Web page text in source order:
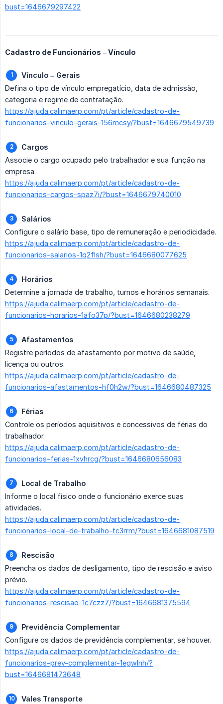
bust=1646679297422
Cadastro de Funcionários – Vínculo
Vínculo – Gerais
Defina o tipo de vínculo empregatício, data de admissão,
categoria e regime de contratação.
https://ajuda.calimaerp.com/pt/article/cadastro-de-
funcionarios-vinculo-gerais-156mcsy/?bust=1646679549739
Cargos
Associe o cargo ocupado pelo trabalhador e sua função na
empresa.
https://ajuda.calimaerp.com/pt/article/cadastro-de-
funcionarios-cargos-spaz7i/?bust=1646679740010
Salários
Configure o salário base, tipo de remuneração e periodicidade.
https://ajuda.calimaerp.com/pt/article/cadastro-de-
funcionarios-salarios-1q2flsh/?bust=1646680077625
Horários
Determine a jornada de trabalho, turnos e horários semanais.
https://ajuda.calimaerp.com/pt/article/cadastro-de-
funcionarios-horarios-1afo37p/?bust=1646680238279
Afastamentos
Registre períodos de afastamento por motivo de saúde,
licença ou outros.
https://ajuda.calimaerp.com/pt/article/cadastro-de-
funcionarios-afastamentos-hf0h2w/?bust=1646680487325
Férias
Controle os períodos aquisitivos e concessivos de férias do
trabalhador.
https://ajuda.calimaerp.com/pt/article/cadastro-de-
funcionarios-ferias-1xvhrcg/?bust=1646680656083
Local de Trabalho
Informe o local físico onde o funcionário exerce suas
atividades.
https://ajuda.calimaerp.com/pt/article/cadastro-de-
funcionarios-local-de-trabalho-tc3rrm/?bust=1646681087519
Rescisão
Preencha os dados de desligamento, tipo de rescisão e aviso
prévio.
https://ajuda.calimaerp.com/pt/article/cadastro-de-
funcionarios-rescisao-1c7czz7/?bust=1646681375594
Previdência Complementar
Configure os dados de previdência complementar, se houver.
https://ajuda.calimaerp.com/pt/article/cadastro-de-
funcionarios-prev-complementar-1egwlnh/?
bust=1646681473648
Vales Transporte